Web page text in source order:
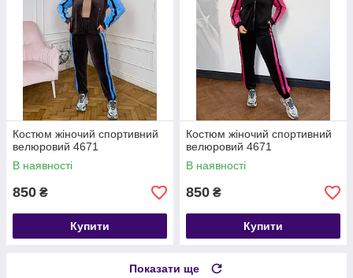
Костюм жіночий спортивний
велюровий 4671
В наявності
850 ₴
Купити
Костюм жіночий спортивний
велюровий 4671
В наявності
850 ₴
Купити
Показати ще